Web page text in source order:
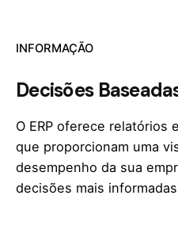
INFORMAÇÃO
Decisões
O ERP oferece relatórios
que proporcionam uma
desempenho da sua
decisões mais